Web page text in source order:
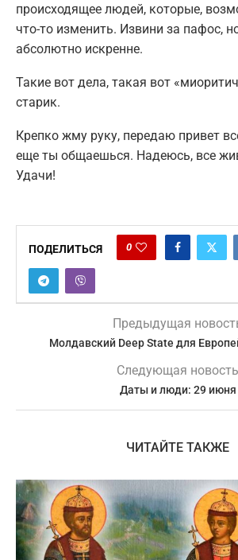
происходящее людей, которые,
что-то изменить. Извини за пафос,
абсолютно искренне.
Такие вот дела, такая вот
старик.
Крепко жму руку, передаю привет
еще ты общаешься. Надеюсь, все
Удачи!
ПОДЕЛИТЬСЯ 0
Предыдущая
Молдавский Deep State для
Следующая новость
Даты и люди: 29 июня
ЧИТАЙТЕ ТАКЖЕ